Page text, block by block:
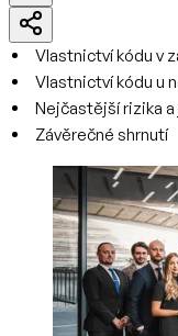
Vlastnictví kódu v
Vlastnictví kódu u
Nejčastější rizika a
Závěrečné shrnutí